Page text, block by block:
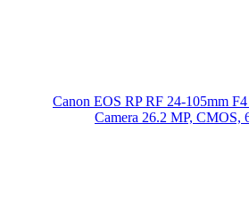
Canon EOS RP RF 24-105mm
Camera 26.2 MP, CMOS,